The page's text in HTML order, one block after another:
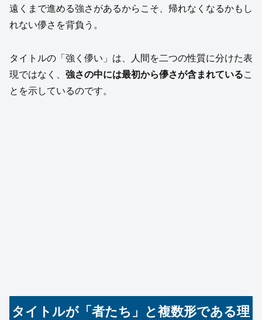
遠くまで進める強さがあるからこそ、帰れなくなるかもし
れない儚さを背負う。
タイトルの「強く儚い」は、人間を二つの性質に分けた表
現ではなく、 強さの中には最初から儚さが含まれているこ
とを示しているのです。
タイトルが「者たち」と複数形である理